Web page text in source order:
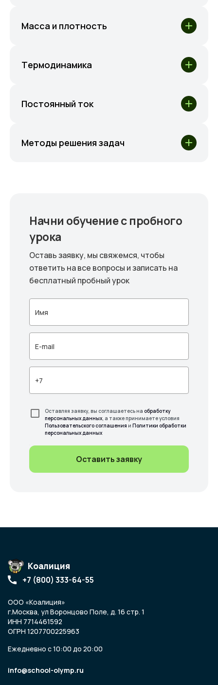
Масса и плотность
Термодинамика
Постоянный ток
Методы решения задач
Начни обучение с пробного
урока
Оставь заявку, мы свяжемся, чтобы
ответить на все вопросы и записать на
бесплатный пробный урок
Оставляя заявку, вы соглашаетесь на обработку
персональных данных, а также принимаете условия
Пользовательского соглашения и Политики обработки
персональных данных
Оставить заявку
Коалиция
+7 (800) 333-64-55
ООО «Коалиция»
г.Москва, ул Воронцово Поле, д. 16 стр. 1
ИНН 7714461592
ОГРН 1207700225963
Ежедневно с 10:00 до 20:00
info@school-olymp.ru